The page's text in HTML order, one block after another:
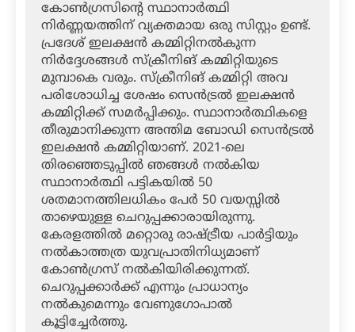
കോണ്‍ഗ്രസിന്റെ സ്ഥാനാര്‍ത്ഥി
നിര്‍ണ്ണയത്തിന് വ്യക്തമായ ഒരു സിസ്റ്റം ഉണ്ട്.
പ്രദേശ് ഇലക്ഷന്‍ കമ്മിറ്റിനല്‍കുന്ന
നിര്‍ദ്ദേശങ്ങള്‍ സ്‌ക്രീനിങ് കമ്മിറ്റിയുടെ
മുമ്പാകെ വരും. സ്‌ക്രീനിങ് കമ്മിറ്റി അവ
പരിശോധിച്ച ശേഷം സെന്‍ട്രല്‍ ഇലക്ഷന്‍
കമ്മിറ്റിക്ക് സമര്‍പ്പിക്കും. സ്ഥാനാര്‍ത്ഥികളെ
തീരുമാനിക്കുന്ന അന്തിമ ബോഡി സെന്‍ട്രല്‍
ഇലക്ഷന്‍ കമ്മിറ്റിയാണ്. 2021-ലെ
തിരഞ്ഞെടുപ്പില്‍ ഞങ്ങള്‍ നല്‍കിയ
സ്ഥാനാര്‍ത്ഥി പട്ടികയില്‍ 50
ശതമാനത്തിലധികം പേര്‍ 50 വയസ്സില്‍
താഴെയുള്ള ചെറുപ്പക്കാരായിരുന്നു.
കേരളത്തില്‍ മറ്റൊരു രാഷ്ട്രീയ പാര്‍ട്ടിയും
നല്‍കാത്തത്ര യുവപ്രാതിനിധ്യമാണ്
കോണ്‍ഗ്രസ് നല്‍കിയിരിക്കുന്നത്.
ചെറുപ്പക്കാര്‍ക്ക് എന്നും പ്രാധാന്യം
നല്‍കുമെന്നും വേണുഗോപാല്‍
കൂട്ടിച്ചേര്‍ത്തു.